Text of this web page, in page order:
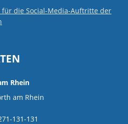
für die Social-Media-Auftritte der
Rhein
am Rhein
131-131